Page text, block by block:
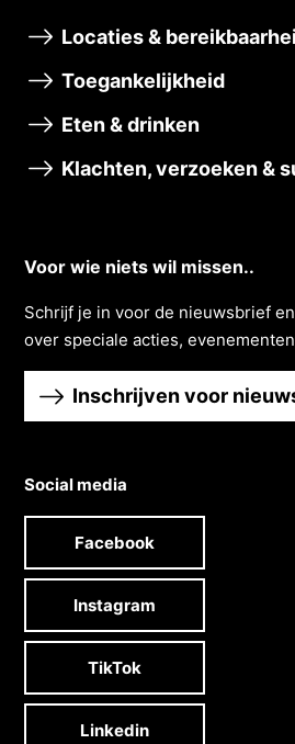
Locaties &
Toegankelijkheid
Eten & drinken
Klachten, verzoeken &
Voor wie niets wil missen..
Schrĳf je in voor de nieuwsbrief
over speciale acties,
Inschrijven voor
Social media
Facebook
Instagram
TikTok
Linkedin